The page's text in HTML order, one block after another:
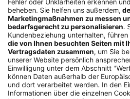
Soziales Engagement
Nachhaltigkeit
ETF-Sparplanrechner
Beliebt
Umzugskredit
Gemeinschaftskonto